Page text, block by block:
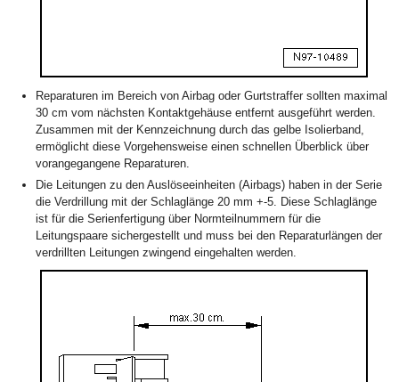
Reparaturen im Bereich von Airbag oder Gurtstraffer sollten maximal
30 cm vom nächsten Kontaktgehäuse entfernt ausgeführt werden.
Zusammen mit der Kennzeichnung durch das gelbe Isolierband,
ermöglicht diese Vorgehensweise einen schnellen Überblick über
vorangegangene Reparaturen.
Die Leitungen zu den Auslöseeinheiten (Airbags) haben in der Serie
die Verdrillung mit der Schlaglänge 20 mm +-5. Diese Schlaglänge
ist für die Serienfertigung über Normteilnummern für die
Leitungspaare sichergestellt und muss bei den Reparaturlängen der
verdrillten Leitungen zwingend eingehalten werden.